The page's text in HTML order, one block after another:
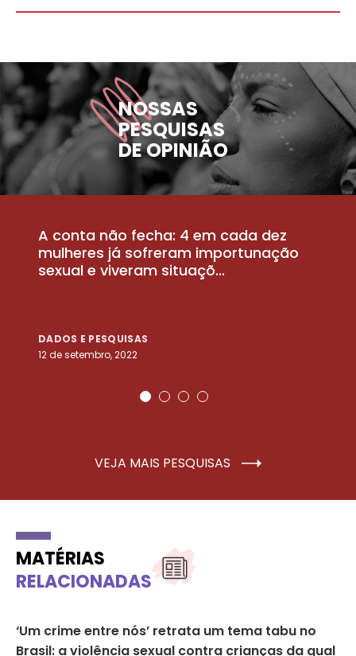
NOSSAS
PESQUISAS
DE OPINIÃO
A conta não fecha: 4 em cada dez
mulheres já sofreram importunação
sexual e viveram situaçõ...
DADOS E PESQUISAS
12 de setembro, 2022
VEJA MAIS PESQUISAS
MATÉRIAS
RELACIONADAS
‘Um crime entre nós’ retrata um tema tabu no
Brasil: a violência sexual contra crianças da qual